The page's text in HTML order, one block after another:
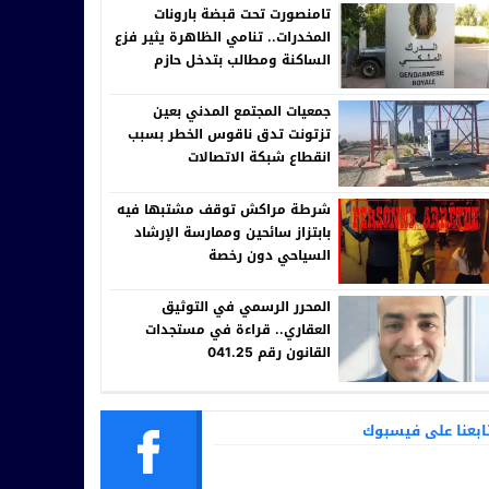
تامنصورت تحت قبضة بارونات
المخدرات.. تنامي الظاهرة يثير فزع
الساكنة ومطالب بتدخل حازم
جمعيات المجتمع المدني بعين
تزتونت تدق ناقوس الخطر بسبب
انقطاع شبكة الاتصالات
شرطة مراكش توقف مشتبها فيه
بابتزاز سائحين وممارسة الإرشاد
السياحي دون رخصة
المحرر الرسمي في التوثيق
العقاري.. قراءة في مستجدات
القانون رقم 041.25
على فيسبوك